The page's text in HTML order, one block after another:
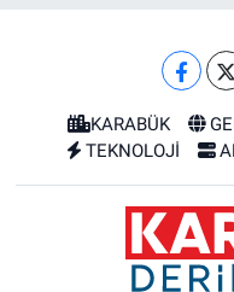
KARABÜK
TEKNOLOJİ